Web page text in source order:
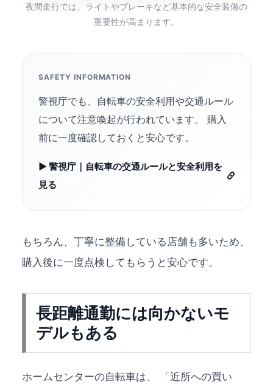
夜間走行では、ライトやブレーキなど基本的な安全装備の
重要性が高まります。
SAFETY INFORMATION
警視庁でも、自転車の安全利用や交通ルール
について注意喚起が行われています。 購入
前に一度確認しておくと安心です。
▶ 警視庁｜自転車の交通ルールと安全利用を
見る
もちろん、丁寧に整備している店舗も多いため、
購入後に一度点検してもらうと安心です。
長距離通勤には向かないモ
デルもある
ホームセンターの自転車は、 「近所への買い